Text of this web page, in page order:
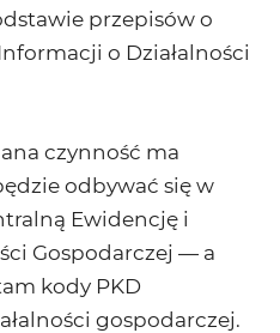
przepisów o
o Działalności
czynność ma
odbywać się w
Ewidencję i
Gospodarczej — a
kody PKD
gospodarczej.